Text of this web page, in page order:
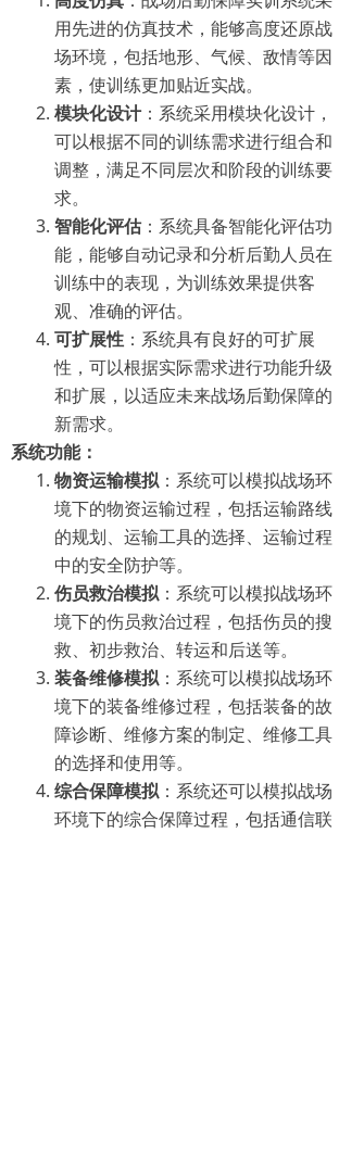
用先进的仿真技术，能够高度还原战
场环境，包括地形、气候、敌情等因
素，使训练更加贴近实战。
模块化设计：系统采用模块化设计，
可以根据不同的训练需求进行组合和
调整，满足不同层次和阶段的训练要
求。
智能化评估：系统具备智能化评估功
能，能够自动记录和分析后勤人员在
训练中的表现，为训练效果提供客
观、准确的评估。
可扩展性 ：系统具有良好的可扩展
性，可以根据实际需求进行功能升级
和扩展，以适应未来战场后勤保障的
新需求。
系统功能：
物资运输模拟：系统可以模拟战场环
境下的物资运输过程，包括运输路线
的规划、运输工具的选择、运输过程
中的安全防护等。
伤员救治模拟：系统可以模拟战场环
境下的伤员救治过程，包括伤员的搜
救、初步救治、转运和后送等。
装备维修模拟：系统可以模拟战场环
境下的装备维修过程，包括装备的故
障诊断、维修方案的制定、维修工具
的选择和使用等。
综合保障模拟：系统还可以模拟战场
环境下的综合保障过程，包括通信联